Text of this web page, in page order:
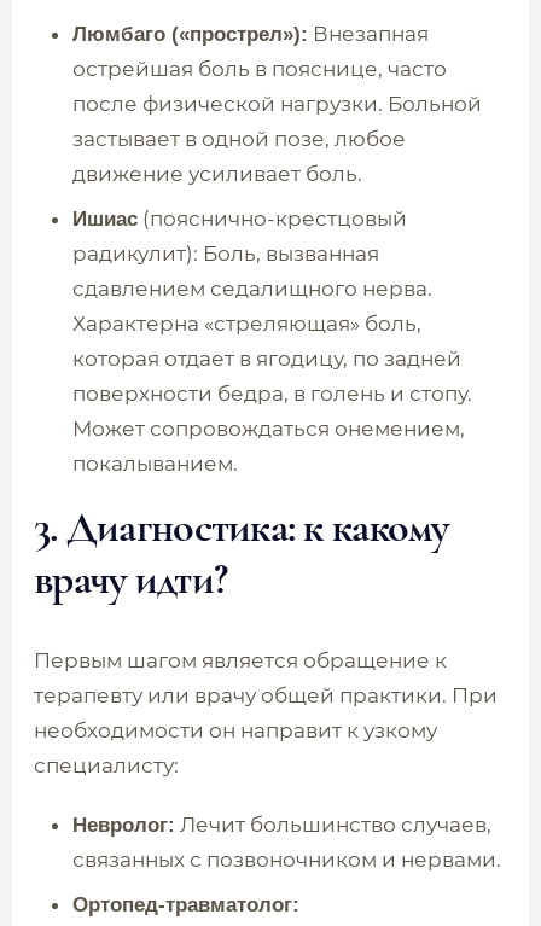
Люмбаго («прострел»): Внезапная
острейшая боль в пояснице, часто
после физической нагрузки. Больной
застывает в одной позе, любое
движение усиливает боль.
Ишиас (пояснично-крестцовый
радикулит): Боль, вызванная
сдавлением седалищного нерва.
Характерна «стреляющая» боль,
которая отдает в ягодицу, по задней
поверхности бедра, в голень и стопу.
Может сопровождаться онемением,
покалыванием.
3. Диагностика: к какому
врачу идти?
Первым шагом является обращение к
терапевту или врачу общей практики. При
необходимости он направит к узкому
специалисту:
Невролог: Лечит большинство случаев,
связанных с позвоночником и нервами.
Ортопед-травматолог: